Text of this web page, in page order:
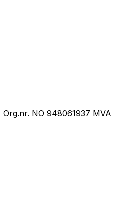
| Org.nr. NO 948061937 MVA